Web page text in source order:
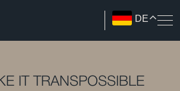
DE
IT TRANSPOSSIBLE